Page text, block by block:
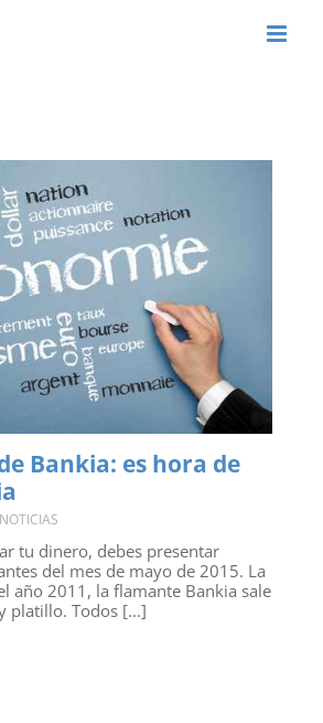
Bankia: es hora de
NOTICIAS
tu dinero, debes presentar
del mes de mayo de 2015. La
año 2011, la flamante Bankia sale
platillo. Todos [...]